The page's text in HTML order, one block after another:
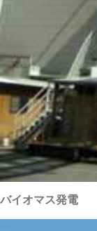
バイオマス発電